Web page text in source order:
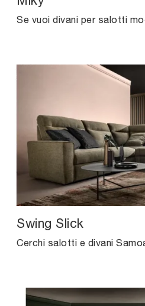
Swing Slick